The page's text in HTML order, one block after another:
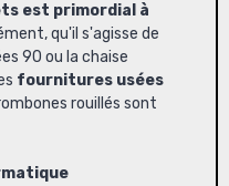
est primordial à
qu'il s'agisse de
90 ou la chaise
fournitures usées
rouillés sont